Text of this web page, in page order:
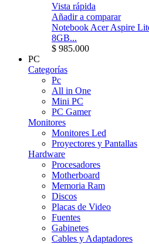
Vista rápida
Añadir a comparar
Notebook Acer Aspire
8GB...
$ 985.000
PC
Categorías
Pc
All in One
Mini PC
PC Gamer
Monitores
Monitores Led
Proyectores y Pantallas
Hardware
Procesadores
Motherboard
Memoria Ram
Discos
Placas de Video
Fuentes
Gabinetes
Cables y Adaptadores